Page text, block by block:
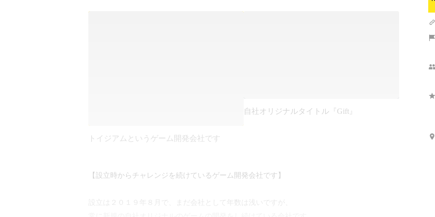
トイジアムというゲーム開発会社です
自社オリジナルタイトル『Gift』
【設立時からチャレンジを続けているゲーム開発会社です】
設立は２０１９年８月で、まだ会社として年数は浅いですが、